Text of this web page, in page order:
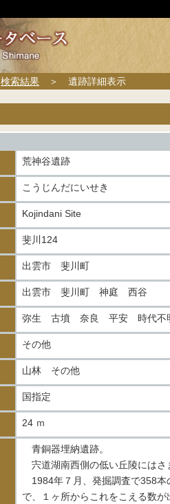
検索結果 ＞ 遺跡詳細表示
荒神谷遺跡
こうじんだにいせき
Kojindani Site
斐川124
出雲市 斐川町
出雲市 斐川町 神庭 西谷
弥生 古墳 奈良 平安 時代
その他
山林 その他
国指定
24 ｍ
青銅器埋納遺跡。
宍道湖南西側の低い丘陵にはさ
1984年７月、発掘調査で358本
で、１ヶ所からこれをこえる数